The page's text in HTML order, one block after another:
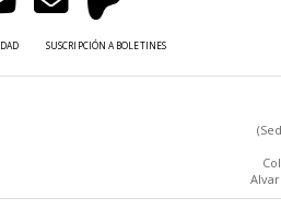
SUSCRIPCIÓN A BOLETINES